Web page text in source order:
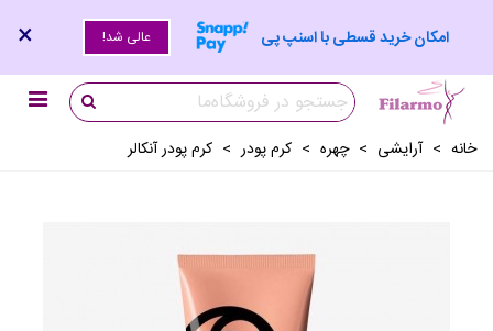
امکان خرید قسطی با اسنپ پی عالی شد! ×
خانه > آرايشی > چهره > کرم پودر > کرم پودر آنکالر